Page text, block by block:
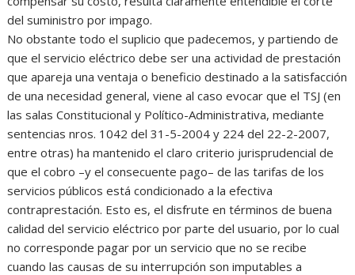
del suministro por impago.
No obstante todo el suplicio que padecemos, y partiendo de
que el servicio eléctrico debe ser una actividad de prestación
que apareja una ventaja o beneficio destinado a la satisfacción
de una necesidad general, viene al caso evocar que el TSJ (en
las salas Constitucional y Político-Administrativa, mediante
sentencias nros. 1042 del 31-5-2004 y 224 del 22-2-2007,
entre otras) ha mantenido el claro criterio jurisprudencial de
que el cobro –y el consecuente pago– de las tarifas de los
servicios públicos está condicionado a la efectiva
contraprestación. Esto es, el disfrute en términos de buena
calidad del servicio eléctrico por parte del usuario, por lo cual
no corresponde pagar por un servicio que no se recibe
cuando las causas de su interrupción son imputables a